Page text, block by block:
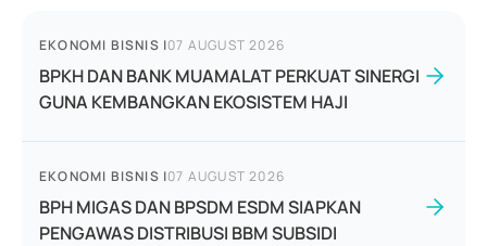
EKONOMI BISNIS |07 AUGUST 2026
BPKH DAN BANK MUAMALAT PERKUAT SINERGI
GUNA KEMBANGKAN EKOSISTEM HAJI
EKONOMI BISNIS |07 AUGUST 2026
BPH MIGAS DAN BPSDM ESDM SIAPKAN
PENGAWAS DISTRIBUSI BBM SUBSIDI